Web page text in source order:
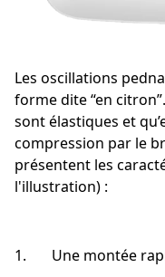
Les oscillations
forme dite “en
sont élastiques et
compression par le
présentent les
l'illustration) :
1. Une montée